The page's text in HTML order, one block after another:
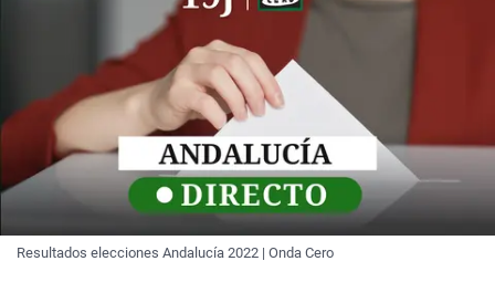
Resultados elecciones Andalucía 2022 | Onda Cero